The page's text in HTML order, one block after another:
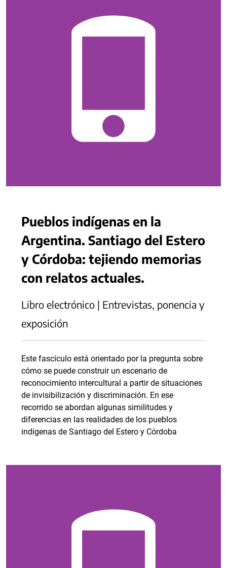
Pueblos indígenas en la
Argentina. Santiago del Estero
y Córdoba: tejiendo memorias
con relatos actuales.
Libro electrónico | Entrevistas, ponencia y
exposición
Este fascículo está orientado por la pregunta sobre
cómo se puede construir un escenario de
reconocimiento intercultural a partir de situaciones
de invisibilización y discriminación. En ese
recorrido se abordan algunas similitudes y
diferencias en las realidades de los pueblos
indígenas de Santiago del Estero y Córdoba